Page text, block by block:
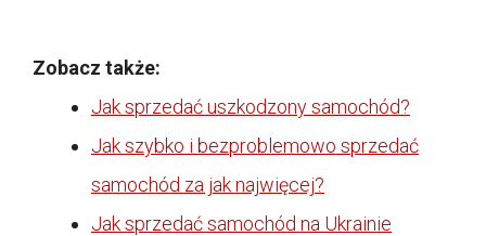
Zobacz także:
Jak sprzedać uszkodzony samochód?
Jak szybko i bezproblemowo sprzedać
samochód za jak najwięcej?
Jak sprzedać samochód na Ukrainie